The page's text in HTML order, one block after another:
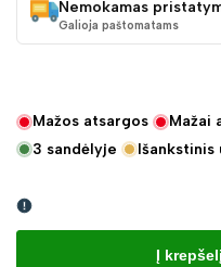
Nemokamas
Galioja paštomatams
Mažos atsargos Mažai
3 sandėlyje Išankstinis
Į krepšelį